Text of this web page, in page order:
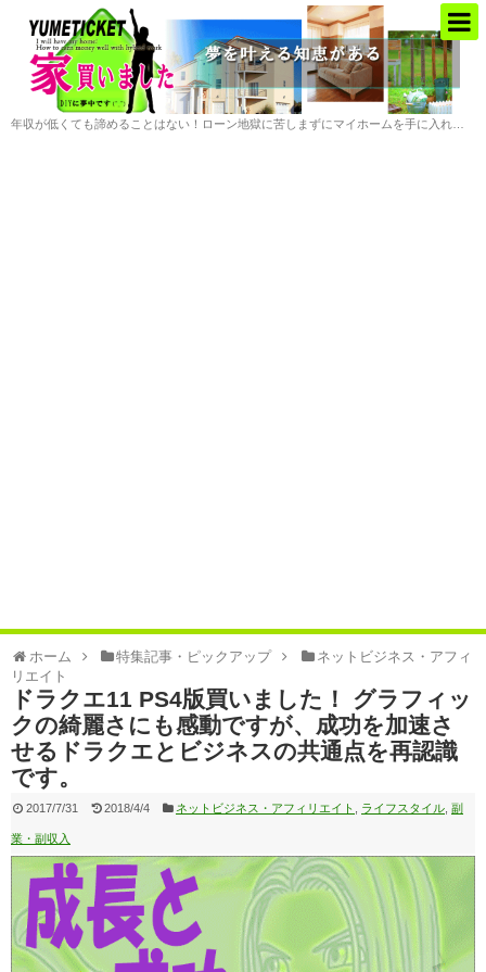
ホーム 特集記事・ピックアップ
ネットビジネス・アフィ
リエイト
ドラクエ11 PS4版買いました！ グラフィッ
クの綺麗さにも感動ですが、成功を加速さ
せるドラクエとビジネスの共通点を再認識
です。
2017/7/31 2018/4/4 ネットビジネス・アフィリエイト ライフスタイル ,副
業・副収入